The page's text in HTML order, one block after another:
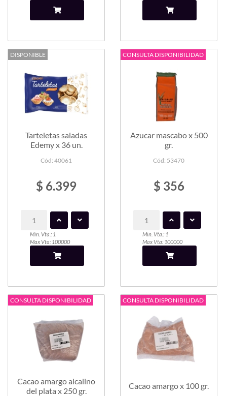
DISPONIBLE
Tarteletas saladas
Edemy x 36 un.
Cód: 40061
$ 6.399
Min. Vta.: 1
Max Vta: 100000
CONSULTA DISPONIBILIDAD
Azucar mascabo x 500
gr.
Cód: 53470
$ 356
Min. Vta.: 1
Max Vta: 100000
CONSULTA DISPONIBILIDAD
Cacao amargo alcalino
del plata x 250 gr.
CONSULTA DISPONIBILIDAD
Cacao amargo x 100 gr.